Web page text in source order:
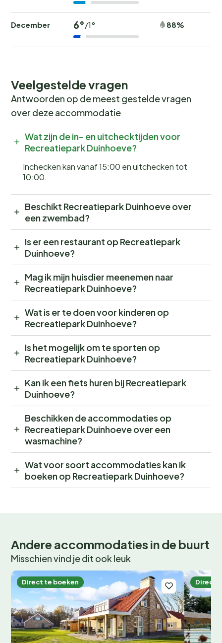
December 6°/1° 88%
Veelgestelde vragen
Antwoorden op de meest gestelde vragen
over deze accommodatie
Wat zijn de in- en uitchecktijden voor
Recreatiepark Duinhoeve?
Inchecken kan vanaf 15:00 en uitchecken tot
10:00.
Beschikt Recreatiepark Duinhoeve over
een zwembad?
Is er een restaurant op Recreatiepark
Duinhoeve?
Mag ik mijn huisdier meenemen naar
Recreatiepark Duinhoeve?
Wat is er te doen voor kinderen op
Recreatiepark Duinhoeve?
Is het mogelijk om te sporten op
Recreatiepark Duinhoeve?
Kan ik een fiets huren bij Recreatiepark
Duinhoeve?
Beschikken de accommodaties op
Recreatiepark Duinhoeve over een
wasmachine?
Wat voor soort accommodaties kan ik
boeken op Recreatiepark Duinhoeve?
Andere accommodaties in de buurt
Misschien vind je dit ook leuk
Direct te boeken Direct